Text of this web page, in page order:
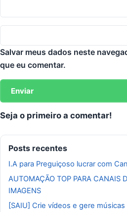
Salvar meus dados neste
que eu comentar.
Seja o primeiro a comentar!
Posts recentes
I.A para Preguiçoso lucrar com
AUTOMAÇÃO TOP PARA CANAIS
IMAGENS
[SAIU] Crie vídeos e gere